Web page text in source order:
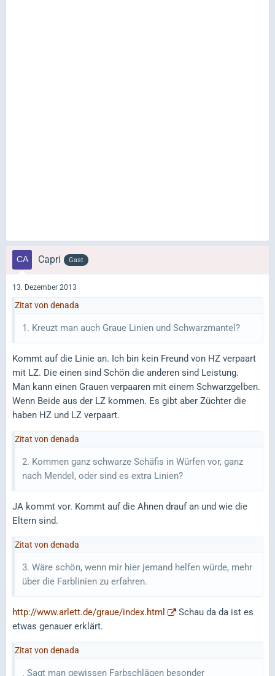
Capri Gast
13. Dezember 2013
Zitat von denada
1. Kreuzt man auch Graue Linien und Schwarzmantel?
Kommt auf die Linie an. Ich bin kein Freund von HZ verpaart
mit LZ. Die einen sind Schön die anderen sind Leistung.
Man kann einen Grauen verpaaren mit einem Schwarzgelben.
Wenn Beide aus der LZ kommen. Es gibt aber Züchter die
haben HZ und LZ verpaart.
Zitat von denada
2. Kommen ganz schwarze Schäfis in Würfen vor, ganz
nach Mendel, oder sind es extra Linien?
JA kommt vor. Kommt auf die Ahnen drauf an und wie die
Eltern sind.
Zitat von denada
3. Wäre schön, wenn mir hier jemand helfen würde, mehr
über die Farblinien zu erfahren.
http://www.arlett.de/graue/index.html
Schau da da ist es
etwas genauer erklärt.
Zitat von denada
. Sagt man gewissen Farbschlägen besonder